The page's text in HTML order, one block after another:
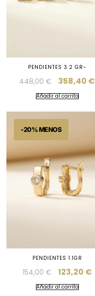
PENDIENTES 3.2 GR-
448,00€ 358,40 €
Añadir al carrito
PENDIENTES 1.1GR
154,00 € 123,20 €
Añadir al carrito